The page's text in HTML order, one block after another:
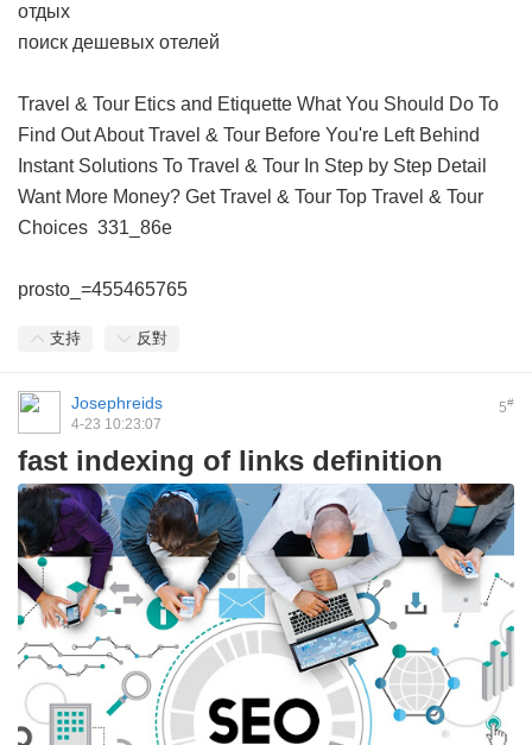
отдых
поиск дешевых отелей
Travel & Tour Etics and Etiquette What You Should Do To
Find Out About Travel & Tour Before You're Left Behind
Instant Solutions To Travel & Tour In Step by Step Detail
Want More Money? Get Travel & Tour Top Travel & Tour
Choices 331_86e
prosto_=455465765
支持 反對
5#
Josephreids
4-23 10:23:07
fast indexing of links definition